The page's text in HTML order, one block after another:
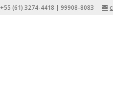
+55 (61) 3274-4418 | 99908-8083